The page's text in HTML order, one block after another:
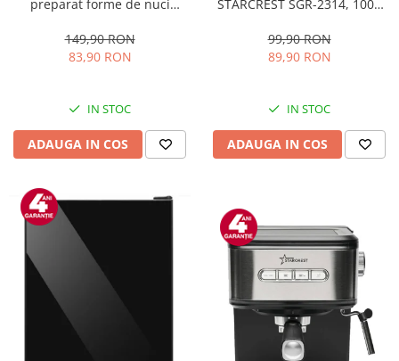
preparat forme de nuci
forme, 1400W, Indicator
luminos, Placi antiaderente,
149,90 RON
83,90 RON
IN STOC
ADAUGA IN COS
STARCREST SGR-2314, 1000
Deschidere 180°, Suprafata
de gatire 23 x 14 cm, Negru
99,90 RON
89,90 RON
IN STOC
ADAUGA IN COS